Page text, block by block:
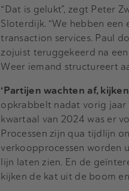
“Dat is gelukt”, zegt Peter
Sloterdijk. “We hebben
transaction services. Paul
zojuist teruggekeerd na
Weer iemand structureert
‘Partijen wachten af,
opkrabbelt nadat vorig jaar
kwartaal van 2024 was er
Processen zijn qua tijdlijn
verkoopprocessen worden
lijn laten zien. En de
kijken de kat uit de boom